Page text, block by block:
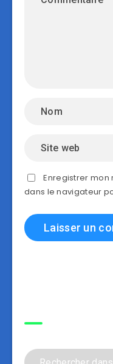
Enregistrer mon
dans le navigateur